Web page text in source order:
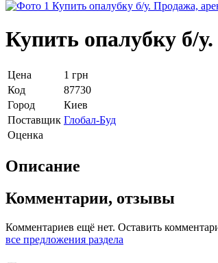
Купить опалубку б/
Цена 1 грн
Код
87730
Город
Киев
Поставщик Глобал-Буд
Оценка
Описание
Комментарии, отзывы
Комментариев ещё нет. Оставить
все предложения раздела